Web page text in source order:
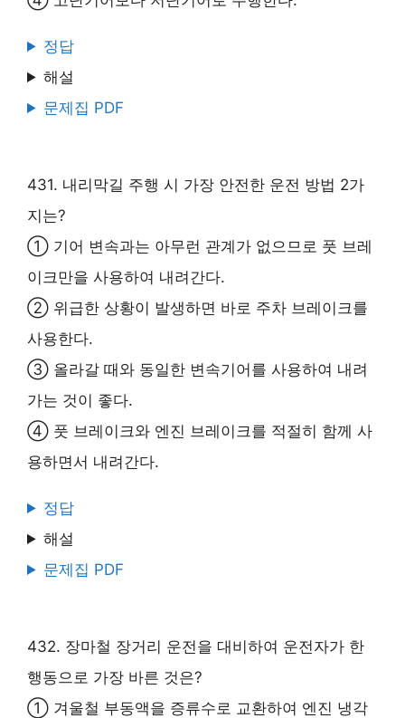
정답
해설
문제집 PDF
431. 내리막길 주행 시 가장 안전한 운전 방법 2가
지는?
① 기어 변속과는 아무런 관계가 없으므로 풋 브레
이크만을 사용하여 내려간다.
② 위급한 상황이 발생하면 바로 주차 브레이크를
사용한다.
③ 올라갈 때와 동일한 변속기어를 사용하여 내려
가는 것이 좋다.
④ 풋 브레이크와 엔진 브레이크를 적절히 함께 사
용하면서 내려간다.
정답
해설
문제집 PDF
432. 장마철 장거리 운전을 대비하여 운전자가 한
행동으로 가장 바른 것은?
① 겨울철 부동액을 증류수로 교환하여 엔진 냉각